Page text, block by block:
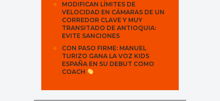
MODIFICAN LÍMITES DE
VELOCIDAD EN CÁMARAS DE UN
CORREDOR CLAVE Y MUY
TRANSITADO DE ANTIOQUIA:
EVITE SANCIONES
CON PASO FIRME: MANUEL
TURIZO GANA LA VOZ KIDS
ESPAÑA EN SU DEBUT COMO
COACH